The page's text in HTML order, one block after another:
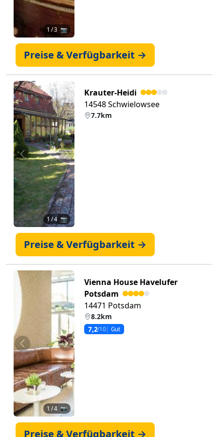
1 / 3 📷
Preise & Verfügbarkeit →
Zurück Weiter
1/ 4 📷
Krauter-Heidi
14548 Schwielowsee
7.7km
Preise & Verfügbarkeit →
Zurück Weiter
1 / 4 📷
Vienna House Havelufer
Potsdam
14471 Potsdam
8.2km
7,2/10 Gut
Preise & Verfügbarkeit →